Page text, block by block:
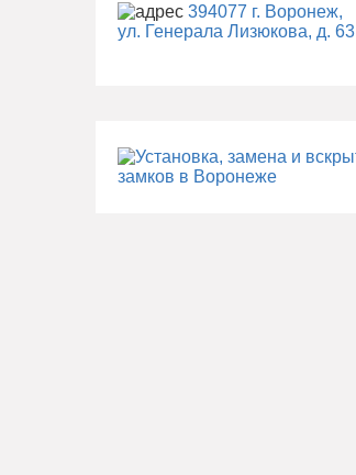
394077 г. Воронеж,
ул. Генерала Лизюкова, д. 63